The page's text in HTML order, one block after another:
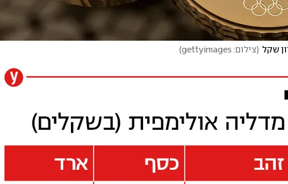
שקל (צילום: gettyimages )